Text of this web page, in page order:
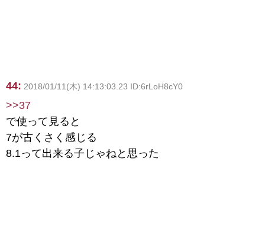
44: 2018/01/11(木) 14:13:03.23 ID:6rLoH8cY0
>>37
で使って見ると
7が古くさく感じる
8.1って出来る子じゃねと思った